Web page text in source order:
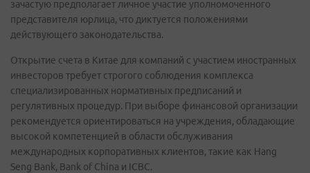
зачастую предполагает личное участие уполномоченного
представителя юрлица, что диктуется положениями
действующего законодательства.
Открытие счета в Китае для компаний с участием иностранных
инвесторов требует строгого соблюдения комплекса
специализированных нормативных предписаний и
регулятивных процедур. При выборе финансовой организации
рекомендуется ориентироваться на учреждения, обладающие
высокой компетенцией в области обслуживания
международных корпоративных клиентов, такие как Hang
Seng Bank, Bank of China и ICBC.